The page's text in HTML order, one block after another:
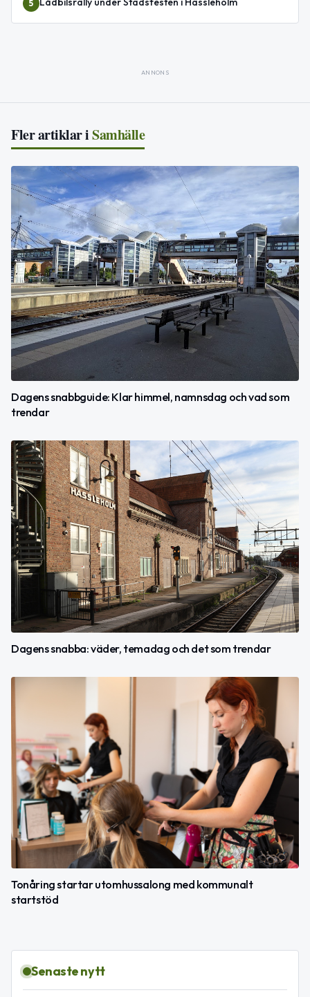
5
ANNONS
Fler artiklar iSamhälle
Dagens snabbguide: Klar himmel, namnsdag och vad som
trendar
Dagens snabba: väder, temadag och det som trendar
Tonåring startar utomhussalong med kommunalt
startstöd
Senaste nytt